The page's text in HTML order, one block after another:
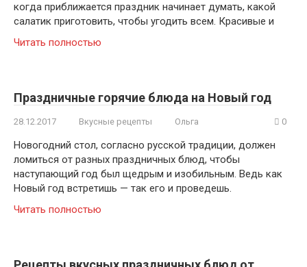
когда приближается праздник начинает думать, какой
салатик приготовить, чтобы угодить всем. Красивые и
Читать полностью
Праздничные горячие блюда на Новый год
28.12.2017 Вкусные рецепты Ольга 0
Новогодний стол, согласно русской традиции, должен
ломиться от разных праздничных блюд, чтобы
наступающий год был щедрым и изобильным. Ведь как
Новый год встретишь — так его и проведешь.
Читать полностью